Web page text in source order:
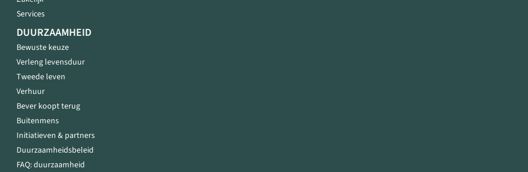
Services
DUURZAAMHEID
Bewuste keuze
Verleng levensduur
Tweede leven
Verhuur
Bever koopt terug
Buitenmens
Initiatieven & partners
Duurzaamheidsbeleid
FAQ: duurzaamheid